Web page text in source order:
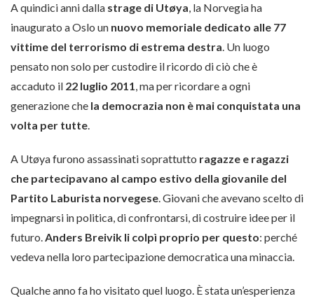
A quindici anni dalla strage di Utøya, la Norvegia ha
inaugurato a Oslo un nuovo memoriale dedicato alle 77
vittime del terrorismo di estrema destra. Un luogo
pensato non solo per custodire il ricordo di ciò che è
accaduto il 22 luglio 2011, ma per ricordare a ogni
generazione che la democrazia non è mai conquistata una
volta per tutte.
A Utøya furono assassinati soprattutto ragazze e ragazzi
che partecipavano al campo estivo della giovanile del
Partito Laburista norvegese. Giovani che avevano scelto di
impegnarsi in politica, di confrontarsi, di costruire idee per il
futuro.Anders Breivik li colpì proprio per questo: perché
vedeva nella loro partecipazione democratica una minaccia.
Qualche anno fa ho visitato quel luogo. È stata un’esperienza